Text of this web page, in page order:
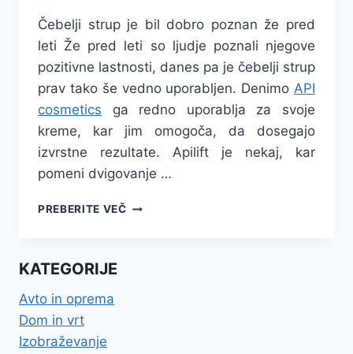
Čebelji strup je bil dobro poznan že pred
leti Že pred leti so ljudje poznali njegove
pozitivne lastnosti, danes pa je čebelji strup
prav tako še vedno uporabljen. Denimo API
cosmetics ga redno uporablja za svoje
kreme, kar jim omogoča, da dosegajo
izvrstne rezultate. Apilift je nekaj, kar
pomeni dvigovanje …
PREBERITE VEČKOZMETIKA
KATEGORIJE
Avto in oprema
Dom in vrt
Izobraževanje